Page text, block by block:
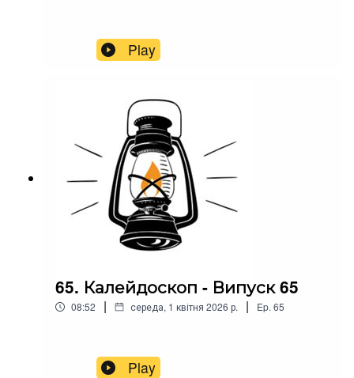
Play
65. Калейдоскоп - Випуск 65
08:52 | середа, 1 квітня 2026 р. | Ep. 65
Play